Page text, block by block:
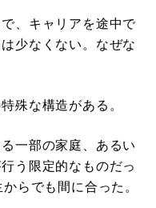
、キャリアを途中で
少なくない。なぜな
殊な構造がある。
一部の家庭、あるい
う限定的なものだっ
らでも間に合った。